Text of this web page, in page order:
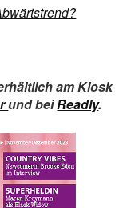
am Kiosk
und beiReadly.